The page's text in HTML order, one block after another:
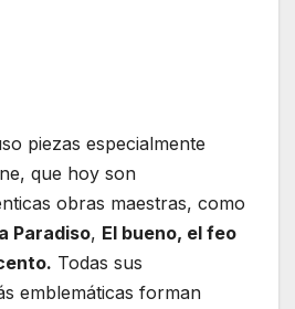
piezas especialmente
que hoy son
obras maestras, como
Paradiso, El bueno, el feo
Todas sus
emblemáticas forman